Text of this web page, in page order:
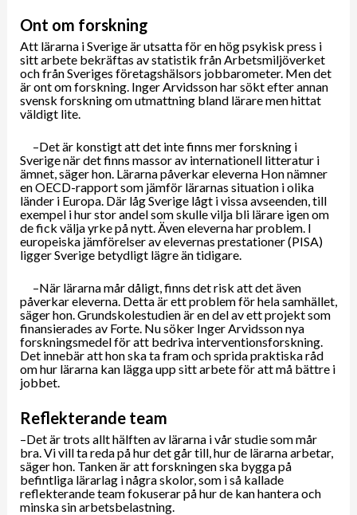
Ont om forskning
Att lärarna i Sverige är utsatta för en hög psykisk press i
sitt arbete bekräftas av statistik från Arbetsmiljöverket
och från Sveriges företagshälsors jobbarometer. Men det
är ont om forskning. Inger Arvidsson har sökt efter annan
svensk forskning om utmattning bland lärare men hittat
väldigt lite.
–Det är konstigt att det inte finns mer forskning i
Sverige när det finns massor av internationell litteratur i
ämnet, säger hon. Lärarna påverkar eleverna Hon nämner
en OECD-rapport som jämför lärarnas situation i olika
länder i Europa. Där låg Sverige lågt i vissa avseenden, till
exempel i hur stor andel som skulle vilja bli lärare igen om
de fick välja yrke på nytt. Även eleverna har problem. I
europeiska jämförelser av elevernas prestationer (PISA)
ligger Sverige betydligt lägre än tidigare.
–När lärarna mår dåligt, finns det risk att det även
påverkar eleverna. Detta är ett problem för hela samhället,
säger hon. Grundskolestudien är en del av ett projekt som
finansierades av Forte. Nu söker Inger Arvidsson nya
forskningsmedel för att bedriva interventionsforskning.
Det innebär att hon ska ta fram och sprida praktiska råd
om hur lärarna kan lägga upp sitt arbete för att må bättre i
jobbet.
Reflekterande team
–Det är trots allt hälften av lärarna i vår studie som mår
bra. Vi vill ta reda på hur det går till, hur de lärarna arbetar,
säger hon. Tanken är att forskningen ska bygga på
befintliga lärarlag i några skolor, som i så kallade
reflekterande team fokuserar på hur de kan hantera och
minska sin arbetsbelastning.